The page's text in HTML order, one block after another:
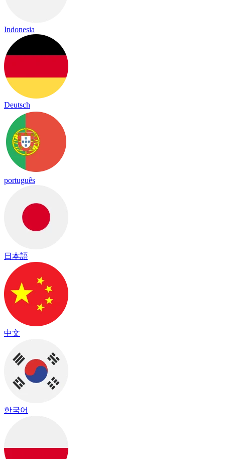
Indonesia
Deutsch
português
日本語
中文
한국어